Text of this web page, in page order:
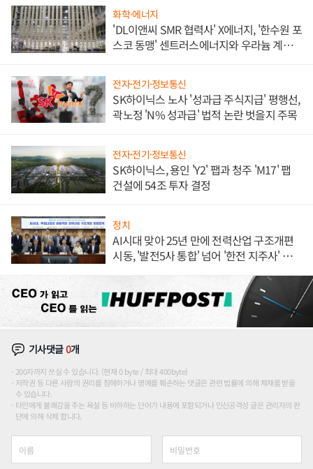
화학·에너지
'DL이앤씨 SMR 협력사' X에너지, '한수원 포
스코 동맹' 센트러스에너지와 우라늄 계약
전자·전기·정보통신
SK하이닉스 노사 '성과급 주식지급' 평행선,
곽노정 'N% 성과급' 법적 논란 벗을지 주목
전자·전기·정보통신
SK하이닉스, 용인 'Y2' 팹과 청주 'M17' 팹
건설에 54조 투자 결정
정치
AI시대 맞아 25년 만에 전력산업 구조개편
시동, '발전5사 통합' 넘어 '한전 지주사' 재편
기사댓글0개
200자까지 쓰실 수 있습니다. (현재 0 byte / 최대 400byte)
저작권 등 다른 사람의 권리를 침해하거나 명예를 훼손하는 댓글은 관련 법률에 의해 제재를 받을
수 있습니다.
타인에게 불쾌감을 주는 욕설 등 비하하는 단어가 내용에 포함되거나 인신공격성 글은 관리자의 판
단에 의해 삭제 합니다.